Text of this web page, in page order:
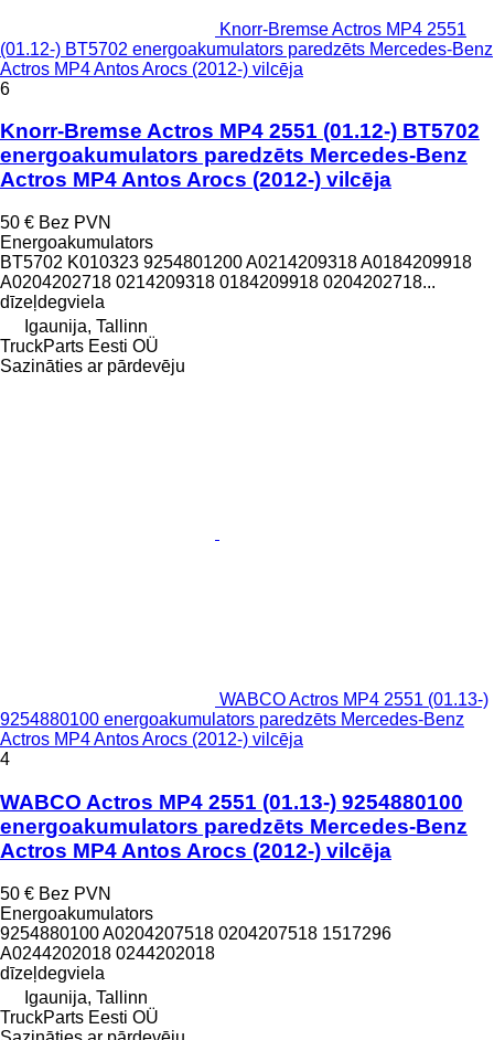
Knorr-Bremse Actros MP4 2551
(01.12-) BT5702 energoakumulators paredzēts Mercedes-Benz
Actros MP4 Antos Arocs (2012-) vilcēja
6
Knorr-Bremse Actros MP4 2551 (01.12-) BT5702
energoakumulators paredzēts Mercedes-Benz
Actros MP4 Antos Arocs (2012-) vilcēja
50 € Bez PVN
Energoakumulators
BT5702 K010323 9254801200 A0214209318 A0184209918
A0204202718 0214209318 0184209918 0204202718...
dīzeļdegviela
Igaunija, Tallinn
TruckParts Eesti OÜ
Sazināties ar pārdevēju
WABCO Actros MP4 2551 (01.13-)
9254880100 energoakumulators paredzēts Mercedes-Benz
Actros MP4 Antos Arocs (2012-) vilcēja
4
WABCO Actros MP4 2551 (01.13-) 9254880100
energoakumulators paredzēts Mercedes-Benz
Actros MP4 Antos Arocs (2012-) vilcēja
50 € Bez PVN
Energoakumulators
9254880100 A0204207518 0204207518 1517296
A0244202018 0244202018
dīzeļdegviela
Igaunija, Tallinn
TruckParts Eesti OÜ